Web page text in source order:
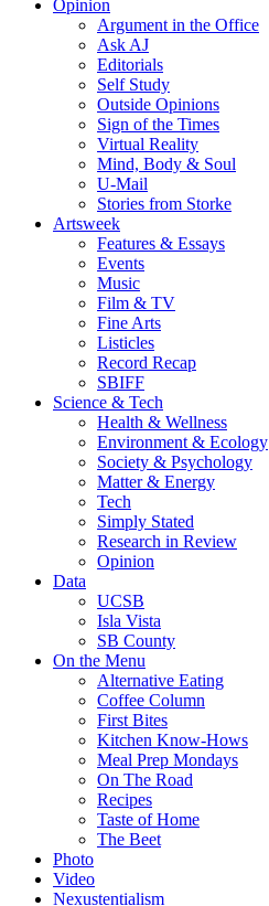
Opinion
Argument in the Office
Ask AJ
Editorials
Self Study
Outside Opinions
Sign of the Times
Virtual Reality
Mind, Body & Soul
U-Mail
Stories from Storke
Artsweek
Features & Essays
Events
Music
Film & TV
Fine Arts
Listicles
Record Recap
SBIFF
Science & Tech
Health & Wellness
Environment & Ecology
Society & Psychology
Matter & Energy
Tech
Simply Stated
Research in Review
Opinion
Data
UCSB
Isla Vista
SB County
On the Menu
Alternative Eating
Coffee Column
First Bites
Kitchen Know-Hows
Meal Prep Mondays
On The Road
Recipes
Taste of Home
The Beet
Photo
Video
Nexustentialism